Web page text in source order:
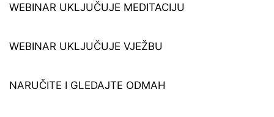
WEBINAR UKLJUČUJE MEDITACIJU
WEBINAR UKLJUČUJE VJEŽBU
NARUČITE I GLEDAJTE ODMAH